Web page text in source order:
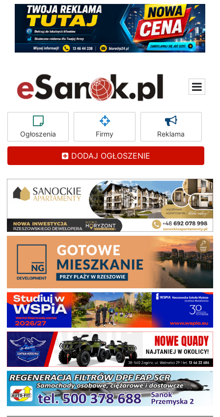
Ogłoszenia Firmy Reklama
DODAJ OGŁOSZENIE